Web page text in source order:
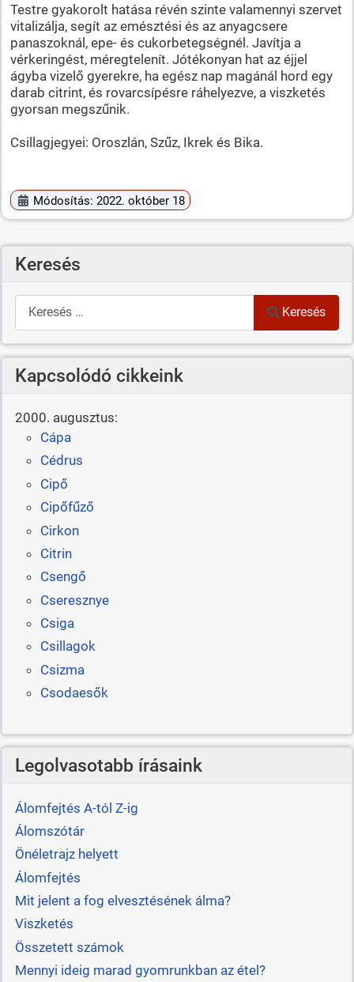
Testre gyakorolt hatása révén szinte valamennyi szervet
vitalizálja, segít az emésztési és az anyagcsere
panaszoknál, epe- és cukorbetegségnél. Javítja a
vérkeringést, méregtelenít. Jótékonyan hat az éjjel
ágyba vizelő gyerekre, ha egész nap magánál hord egy
darab citrint, és rovarcsípésre ráhelyezve, a viszketés
gyorsan megszűnik.
Csillagjegyei: Oroszlán, Szűz, Ikrek és Bika.
Módosítás: 2022. október 18
Keresés
Keresés
Keresés
Kapcsolódó cikkeink
2000. augusztus:
Cápa
Cédrus
Cipő
Cipőfűző
Cirkon
Citrin
Csengő
Cseresznye
Csiga
Csillagok
Csizma
Csodaesők
Legolvasotabb írásaink
Álomfejtés A-tól Z-ig
Álomszótár
Önéletrajz helyett
Álomfejtés
Mit jelent a fog elvesztésének álma?
Viszketés
Összetett számok
Mennyi ideig marad gyomrunkban az étel?